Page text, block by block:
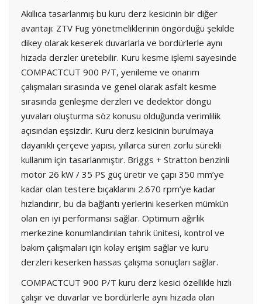
Akıllıca tasarlanmış bu kuru derz kesicinin bir diğer
avantajı: ZTV Fug yönetmeliklerinin öngördüğü şekilde
dikey olarak keserek duvarlarla ve bordürlerle aynı
hizada derzler üretebilir. Kuru kesme işlemi sayesinde
COMPACTCUT 900 P/T, yenileme ve onarım
çalışmaları sırasında ve genel olarak asfalt kesme
sırasında genleşme derzleri ve dedektör döngü
yuvaları oluşturma söz konusu olduğunda verimlilik
açısından eşsizdir. Kuru derz kesicinin burulmaya
dayanıklı çerçeve yapısı, yıllarca süren zorlu sürekli
kullanım için tasarlanmıştır. Briggs + Stratton benzinli
motor 26 kW / 35 PS güç üretir ve çapı 350 mm’ye
kadar olan testere bıçaklarını 2.670 rpm’ye kadar
hızlandırır, bu da bağlantı yerlerini keserken mümkün
olan en iyi performansı sağlar. Optimum ağırlık
merkezine konumlandırılan tahrik ünitesi, kontrol ve
bakım çalışmaları için kolay erişim sağlar ve kuru
derzleri keserken hassas çalışma sonuçları sağlar.
COMPACTCUT 900 P/T kuru derz kesici özellikle hızlı
çalışır ve duvarlar ve bordürlerle aynı hizada olan